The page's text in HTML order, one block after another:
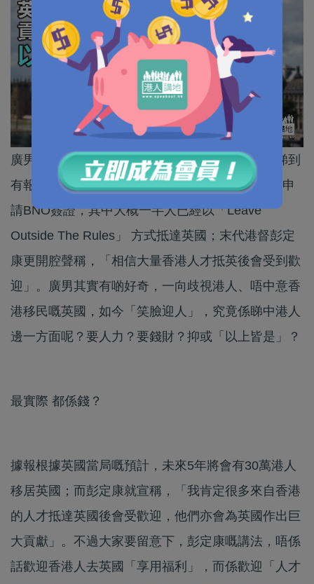
廣男呢兩日繼續關注有關港人移民英國嘅新聞，睇到
有報道引述「消息人士」話，已經有近5千名港人申
請BNO簽證，其中大概一半人已經以「Leave
Outside The Rules」 方式抵達英國；末代港督彭定
康更開腔聲稱，「相信大量香港人才抵英後會受到歡
迎」。廣男其實有啲好奇，一向歧視港人、唔中意香
港移民嘅英國，如今「笑臉迎人」，究竟係睇中港人
邊一方面呢？要人力？要錢財？抑或「以上皆是」？
最實際 都係錢？
據報根據英國當局嘅預計，未來5年將會有30萬港人
移居英國；而彭定康就宣稱，「我肯定很多來自香港
的人才抵達英國後會受歡迎，他們亦會為英國作出巨
大貢獻」。不過大家要留意下，彭定康嘅講法，唔係
話歡迎香港人去英國「享用福利」，而係歡迎「人才